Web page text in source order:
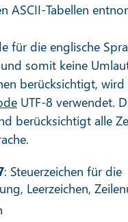
ASCII-Tabellen
für die englische
somit keine
berücksichtigt,
UTF-8 verwendet.
berücksichtigt alle
: Steuerzeichen für die
Leerzeichen,